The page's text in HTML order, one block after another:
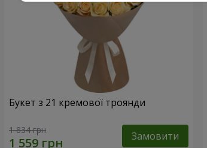
Букет з 21 кремової троянди
1 834 грн Замовити